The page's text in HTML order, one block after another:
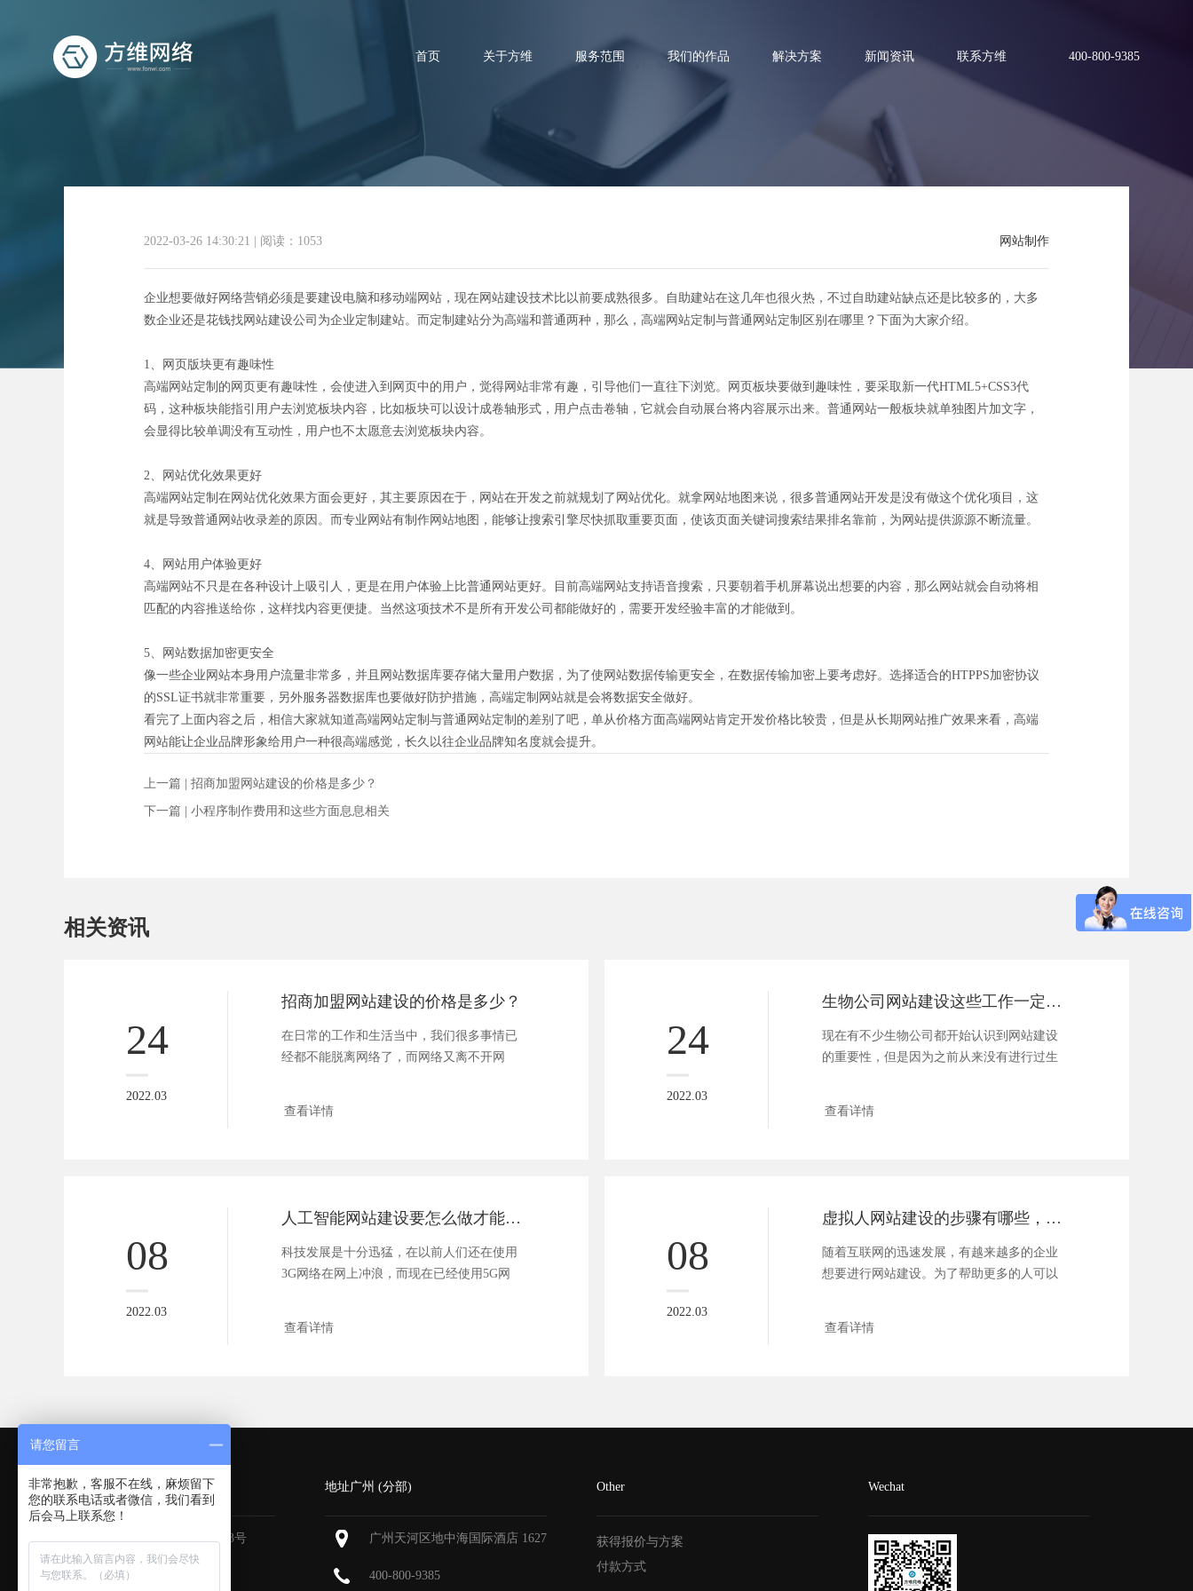
首页 关于方维 服务范围 我们的作品 解决方案 新闻资讯 联系方维 400-800-9385
高端网站定制与普通网站定制的区别在哪里？ 网站制作
2022-03-26 14:30:21 阅读：1053
企业想要做好网络营销必须是要建设电脑和移动端网站，现在网站建设技术比以前要成熟很多。自助建站在这几年也很火热，不过自助建站缺点还是比较多的，大多
数企业还是花钱找网站建设公司为企业定制建站。而定制建站分为高端和普通两种，那么，高端网站定制与普通网站定制区别在哪里？下面为大家介绍。
1、网页版块更有趣味性
高端网站定制的网页更有趣味性，会使进入到网页中的用户，觉得网站非常有趣，引导他们一直往下浏览。网页板块要做到趣味性，要采取新一代HTML5+CSS3代
码，这种板块能指引用户去浏览板块内容，比如板块可以设计成卷轴形式，用户点击卷轴，它就会自动展台将内容展示出来。普通网站一般板块就单独图片加文字，
会显得比较单调没有互动性，用户也不太愿意去浏览板块内容。
2、网站优化效果更好
高端网站定制在网站优化效果方面会更好，其主要原因在于，网站在开发之前就规划了网站优化。就拿网站地图来说，很多普通网站开发是没有做这个优化项目，这
就是导致普通网站收录差的原因。而专业网站有制作网站地图，能够让搜索引擎尽快抓取重要页面，使该页面关键词搜索结果排名靠前，为网站提供源源不断流量。
4、网站用户体验更好
高端网站不只是在各种设计上吸引人，更是在用户体验上比普通网站更好。目前高端网站支持语音搜索，只要朝着手机屏幕说出想要的内容，那么网站就会自动将相
匹配的内容推送给你，这样找内容更便捷。当然这项技术不是所有开发公司都能做好的，需要开发经验丰富的才能做到。
5、网站数据加密更安全
像一些企业网站本身用户流量非常多，并且网站数据库要存储大量用户数据，为了使网站数据传输更安全，在数据传输加密上要考虑好。选择适合的HTPPS加密协议
的SSL证书就非常重要，另外服务器数据库也要做好防护措施，高端定制网站就是会将数据安全做好。
看完了上面内容之后，相信大家就知道高端网站定制与普通网站定制的差别了吧，单从价格方面高端网站肯定开发价格比较贵，但是从长期网站推广效果来看，高端
网站能让企业品牌形象给用户一种很高端感觉，长久以往企业品牌知名度就会提升。
上一篇 | 招商加盟网站建设的价格是多少？
下一篇 | 小程序制作费用和这些方面息息相关
相关资讯
24
2022.03
招商加盟网站建设的价格是多少？
在日常的工作和生活当中，我们很多事情已
经都不能脱离网络了，而网络又离不开网
查看详情
24
2022.03
生物公司网站建设这些工作一定要做好
现在有不少生物公司都开始认识到网站建设
的重要性，但是因为之前从来没有进行过生
查看详情
08
2022.03
人工智能网站建设要怎么做才能吸引人
科技发展是十分迅猛，在以前人们还在使用
3G网络在网上冲浪，而现在已经使用5G网
查看详情
08
2022.03
虚拟人网站建设的步骤有哪些，要考虑哪些事情？
随着互联网的迅速发展，有越来越多的企业
想要进行网站建设。为了帮助更多的人可以
查看详情
深圳 (总部)
深圳福田区深南大道6013号
中国有色大厦713-715
地址广州 (分部)
广州天河区地中海国际酒店 1627
400-800-9385
Other
获得报价与方案
付款方式
Wechat
请您留言
非常抱歉，客服不在线，麻烦留下
您的联系电话或者微信，我们看到
后会马上联系您！